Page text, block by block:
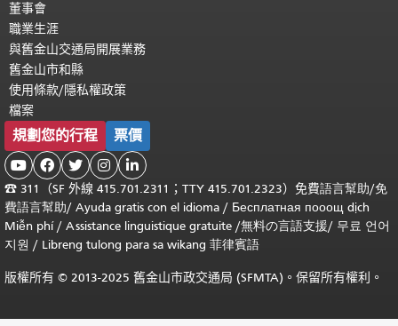
董事會
職業生涯
與舊金山交通局開展業務
舊金山市和縣
使用條款/隱私權政策
檔案
規劃您的行程 票價
    
☎ 311（SF 外線 415.701.2311；TTY 415.701.2323）免費語言幫助/免
費語言幫助/ Ayuda gratis con el idioma / Бесплатная пооощ dịch
Miễn phí/ Assistance linguistique gratuite /無料の言語支援/ 무료 언어
지원 / Libreng tulong para sa wikang 菲律賓語
版權所有 © 2013-2025 舊金山市政交通局 (SFMTA)。保留所有權利。